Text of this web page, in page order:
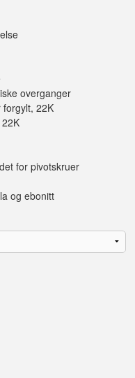
overganger
22K
for pivotskruer
og ebonitt